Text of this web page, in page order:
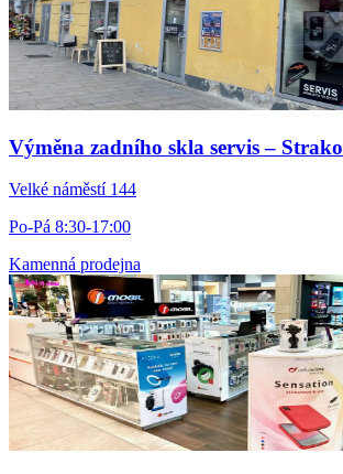
Výměna zadního skla servis –
Velké náměstí 144
Po-Pá 8:30-17:00
Kamenná prodejna